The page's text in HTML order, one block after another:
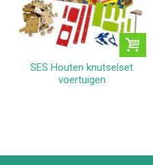
SES Houten knutselset
voertuigen